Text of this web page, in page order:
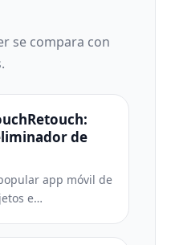
se compara con
de
app móvil de
e
dispositivo